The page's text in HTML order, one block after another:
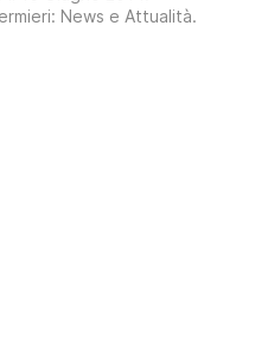
News e Attualità.